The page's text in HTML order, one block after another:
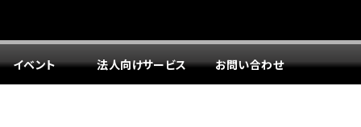
イベント 法人向けサービス お問い合わせ